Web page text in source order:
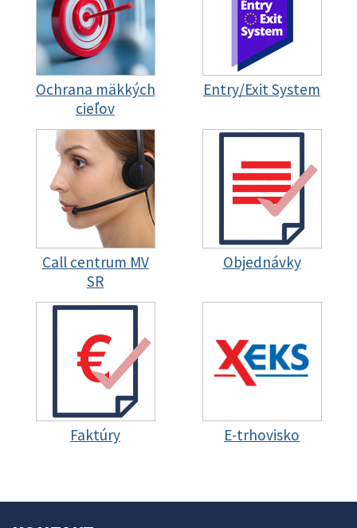
Ochrana mäkkých
cieľov
Entry/Exit System
Call centrum MV
SR
Objednávky
Faktúry E-trhovisko